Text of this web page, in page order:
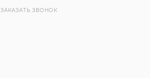
ЗАКАЗАТЬ ЗВОНОК